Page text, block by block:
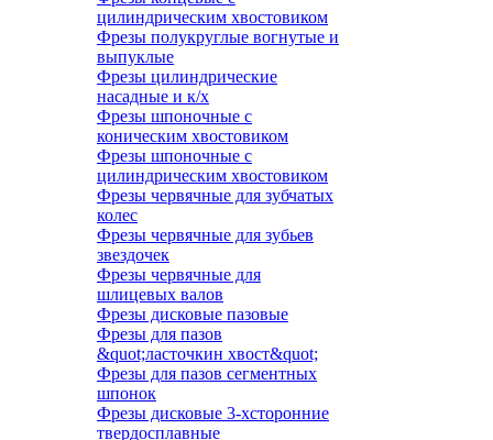
цилиндрическим хвостовиком
Фрезы полукруглые вогнутые и
выпуклые
Фрезы цилиндрические
насадные и к/х
Фрезы шпоночные с
коническим хвостовиком
Фрезы шпоночные с
цилиндрическим хвостовиком
Фрезы червячные для зубчатых
колес
Фрезы червячные для зубьев
звездочек
Фрезы червячные для
шлицевых валов
Фрезы дисковые пазовые
Фрезы для пазов
&quot;ласточкин хвост&quot;
Фрезы для пазов сегментных
шпонок
Фрезы дисковые 3-хсторонние
твердосплавные